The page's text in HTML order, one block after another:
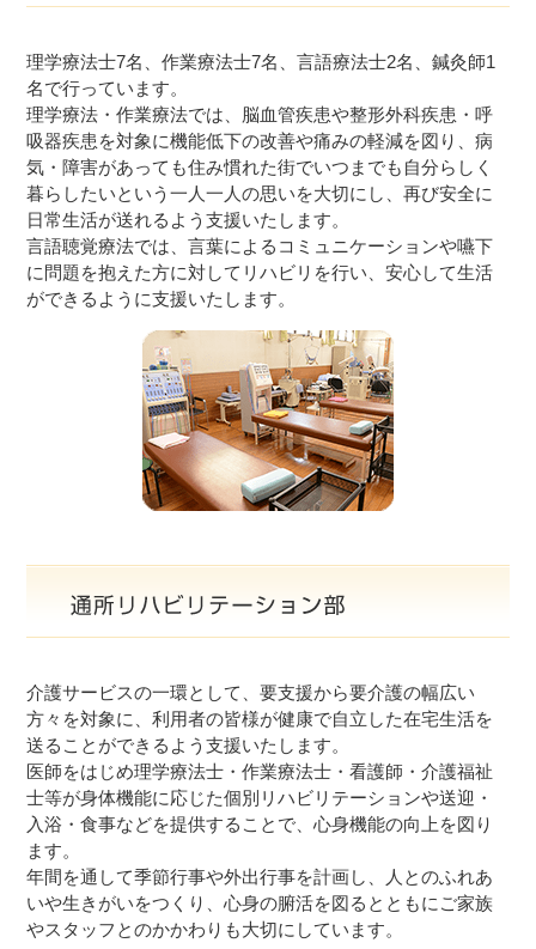
理学療法士7名、作業療法士7名、言語療法士2名、鍼灸師1
名で行っています。
理学療法・作業療法では、脳血管疾患や整形外科疾患・呼
吸器疾患を対象に機能低下の改善や痛みの軽減を図り、病
気・障害があっても住み慣れた街でいつまでも自分らしく
暮らしたいという一人一人の思いを大切にし、再び安全に
日常生活が送れるよう支援いたします。
言語聴覚療法では、言葉によるコミュニケーションや嚥下
に問題を抱えた方に対してリハビリを行い、安心して生活
ができるように支援いたします。
介護サービスの一環として、要支援から要介護の幅広い
方々を対象に、利用者の皆様が健康で自立した在宅生活を
送ることができるよう支援いたします。
医師をはじめ理学療法士・作業療法士・看護師・介護福祉
士等が身体機能に応じた個別リハビリテーションや送迎・
入浴・食事などを提供することで、心身機能の向上を図り
ます。
年間を通して季節行事や外出行事を計画し、人とのふれあ
いや生きがいをつくり、心身の腑活を図るとともにご家族
やスタッフとのかかわりも大切にしています。